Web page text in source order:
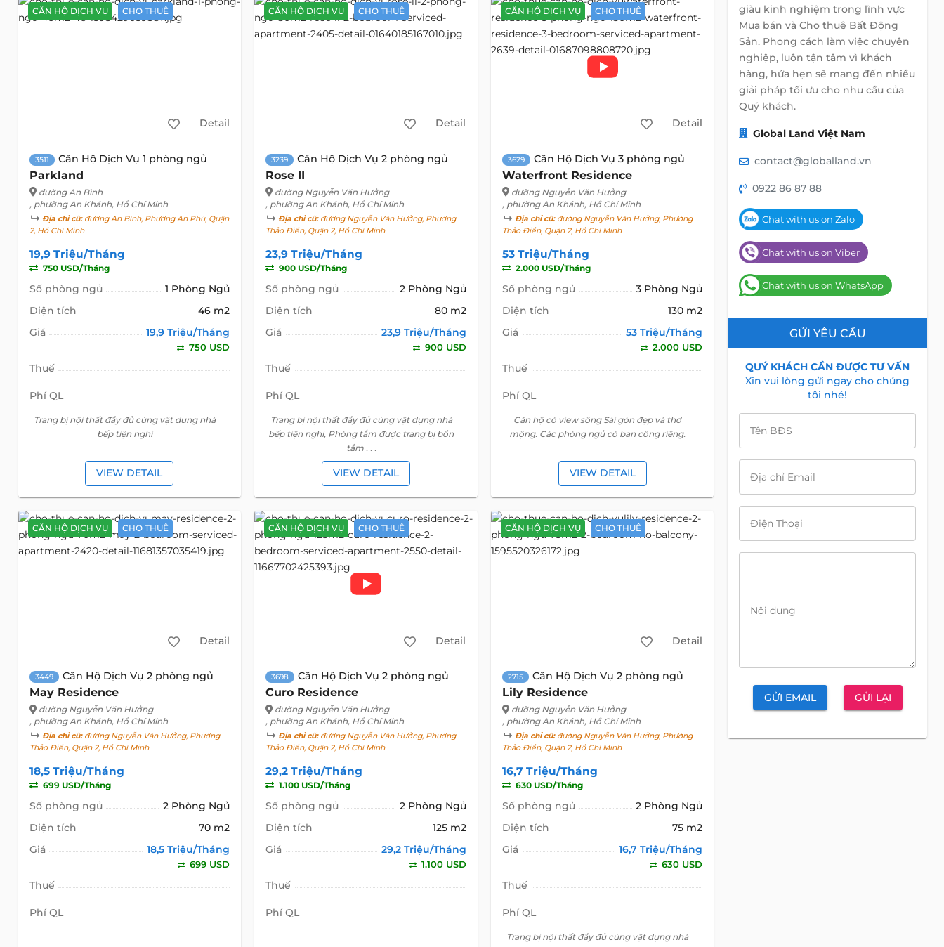
CĂN HỘ DỊCH VỤ CHO THUÊ
Detail
3511 Căn Hộ Dịch Vụ 1 phòng ngủ
Parkland
đường An Bình
, phường An Khánh, Hồ Chí Minh
Địa chỉ cũ:đường An Bình, Phường An Phú, Quận
2, Hồ Chí Minh
19,9 Triệu/Tháng
750 USD/Tháng
Số phòng ngủ
1 Phòng Ngủ
Diện tích
46 m2
Giá
19,9 Triệu/Tháng
750 USD
Thuế
Phí QL
Trang bị nội thất đầy đủ cùng vật dụng nhà
bếp tiện nghi
VIEW DETAIL
CĂN HỘ DỊCH VỤ CHO THUÊ
Detail
3239 Căn Hộ Dịch Vụ 2 phòng ngủ
Rose II
đường Nguyễn Văn Hưởng
, phường An Khánh, Hồ Chí Minh
Địa chỉ cũ:đường Nguyễn Văn Hưởng, Phường
Thảo Điền, Quận 2, Hồ Chí Minh
23,9 Triệu/Tháng
900 USD/Tháng
Số phòng ngủ
2 Phòng Ngủ
Diện tích
80 m2
Giá
23,9 Triệu/Tháng
900 USD
Thuế
Phí QL
Trang bị nội thất đầy đủ cùng vật dụng nhà
bếp tiện nghi, Phòng tắm được trang bị bồn
tắm . . .
VIEW DETAIL
CĂN HỘ DỊCH VỤ CHO THUÊ
Detail
3629 Căn Hộ Dịch Vụ 3 phòng ngủ
Waterfront Residence
đường Nguyễn Văn Hưởng
, phường An Khánh, Hồ Chí Minh
Địa chỉ cũ:đường Nguyễn Văn Hưởng, Phường
Thảo Điền, Quận 2, Hồ Chí Minh
53 Triệu/Tháng
2.000 USD/Tháng
Số phòng ngủ
3 Phòng Ngủ
Diện tích
130 m2
Giá
53 Triệu/Tháng
2.000 USD
Thuế
Phí QL
Căn hộ có view sông Sài gòn đẹp và thơ
mộng. Các phòng ngủ có ban công riêng.
VIEW DETAIL
CĂN HỘ DỊCH VỤ CHO THUÊ
Detail
3449 Căn Hộ Dịch Vụ 2 phòng ngủ
May Residence
đường Nguyễn Văn Hưởng
, phường An Khánh, Hồ Chí Minh
Địa chỉ cũ:đường Nguyễn Văn Hưởng, Phường
Thảo Điền, Quận 2, Hồ Chí Minh
18,5 Triệu/Tháng
699 USD/Tháng
Số phòng ngủ
2 Phòng Ngủ
Diện tích
70 m2
Giá
18,5 Triệu/Tháng
699 USD
Thuế
Phí QL
CĂN HỘ DỊCH VỤ CHO THUÊ
Detail
3698 Căn Hộ Dịch Vụ 2 phòng ngủ
Curo Residence
đường Nguyễn Văn Hưởng
, phường An Khánh, Hồ Chí Minh
Địa chỉ cũ:đường Nguyễn Văn Hưởng, Phường
Thảo Điền, Quận 2, Hồ Chí Minh
29,2 Triệu/Tháng
1.100 USD/Tháng
Số phòng ngủ
2 Phòng Ngủ
Diện tích
125 m2
Giá
29,2 Triệu/Tháng
1.100 USD
Thuế
Phí QL
CĂN HỘ DỊCH VỤ CHO THUÊ
Detail
2715 Căn Hộ Dịch Vụ 2 phòng ngủ
Lily Residence
đường Nguyễn Văn Hưởng
, phường An Khánh, Hồ Chí Minh
Địa chỉ cũ:đường Nguyễn Văn Hưởng, Phường
Thảo Điền, Quận 2, Hồ Chí Minh
16,7 Triệu/Tháng
630 USD/Tháng
Số phòng ngủ
2 Phòng Ngủ
Diện tích
75 m2
Giá
16,7 Triệu/Tháng
630 USD
Thuế
Phí QL
Trang bị nội thất đầy đủ cùng vật dụng nhà
giàu kinh nghiệm trong lĩnh vực
Mua bán và Cho thuê Bất Động
Sản. Phong cách làm việc chuyên
nghiệp, luôn tận tâm vì khách
hàng, hứa hẹn sẽ mang đến nhiều
giải pháp tối ưu cho nhu cầu của
Quý khách.
Global Land Việt Nam
contact@globalland.vn
0922 86 87 88
Chat with us on Zalo
Chat with us on Viber
Chat with us on WhatsApp
GỬI YÊU CẦU
QUÝ KHÁCH CẦN ĐƯỢC TƯ VẤN
Xin vui lòng gửi ngay cho chúng
tôi nhé!
Tên BĐS
Địa chỉ Email
Điện Thoại
Nội dung
GỬI EMAIL GỬI LẠI